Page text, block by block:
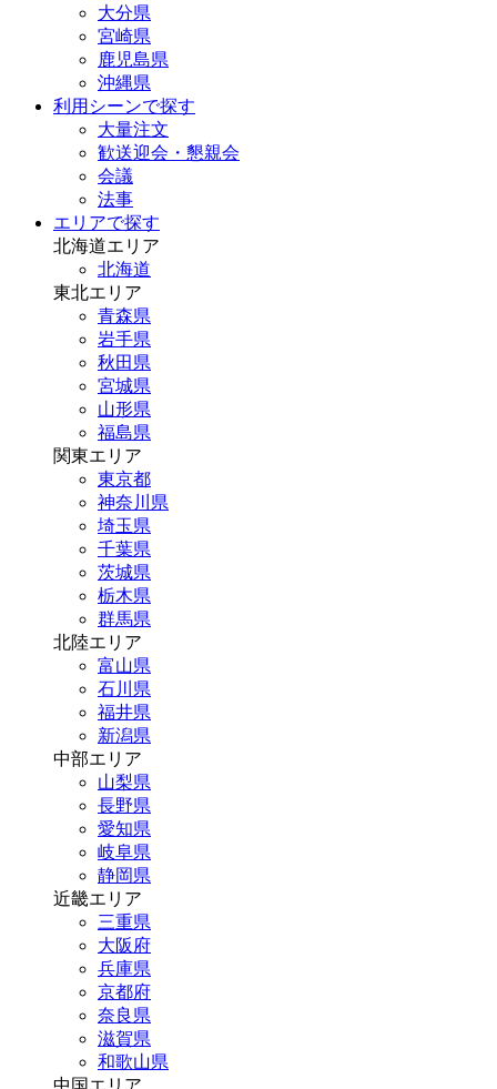
大分県
宮崎県
鹿児島県
沖縄県
利用シーンで探す
大量注文
歓送迎会・懇親会
会議
法事
エリアで探す
北海道エリア
北海道
東北エリア
青森県
岩手県
秋田県
宮城県
山形県
福島県
関東エリア
東京都
神奈川県
埼玉県
千葉県
茨城県
栃木県
群馬県
北陸エリア
富山県
石川県
福井県
新潟県
中部エリア
山梨県
長野県
愛知県
岐阜県
静岡県
近畿エリア
三重県
大阪府
兵庫県
京都府
奈良県
滋賀県
和歌山県
中国エリア